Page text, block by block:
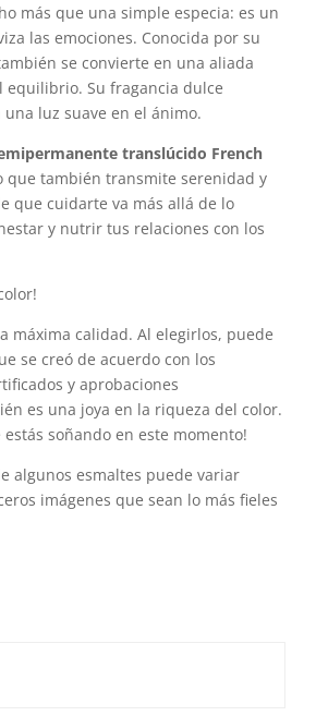
más que una simple especia: es un
las emociones. Conocida por su
se convierte en una aliada
equilibrio. Su fragancia dulce
luz suave en el ánimo.
translúcido French
que también transmite serenidad y
que cuidarte va más allá de lo
y nutrir tus relaciones con los
máxima calidad. Al elegirlos, puede
se creó de acuerdo con los
y aprobaciones
es una joya en la riqueza del color.
soñando en este momento!
algunos esmaltes puede variar
imágenes que sean lo más fieles